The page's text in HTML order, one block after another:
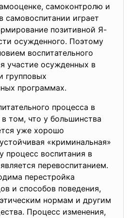
самоконтролю и
играет
позитивной Я-
осужденного. Поэтому
воспитательного
участие осужденных в
групповых
программах.
процесса в
том, что у большинства
уже хорошо
«криминальная»
процесс воспитания в
перевоспитанием.
перестройка
и способов поведения,
нормам и другим
Процесс изменения,